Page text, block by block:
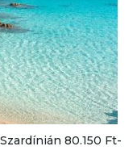
80.150 Ft-